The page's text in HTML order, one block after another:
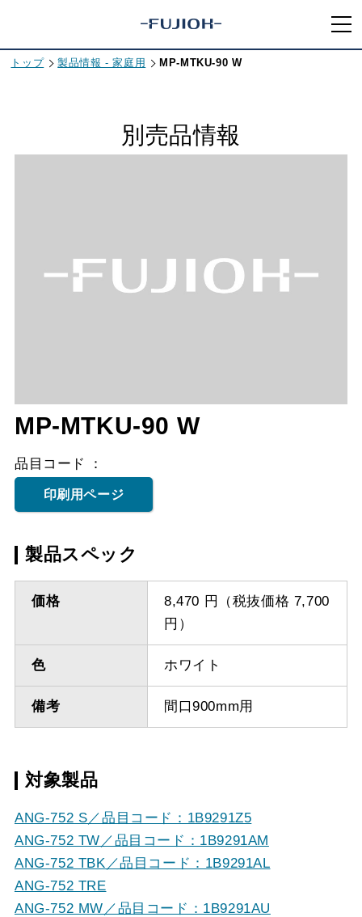
トップ 製品情報 - 家庭用 MP-MTKU-90 W
別売品情報
MP-MTKU-90 W
品目コード
印刷用ページ
製品スペック
価格
8,470 円（税抜価格 7,700
円）
色 ホワイト
備考 間口900mm用
対象製品
ANG-752 S／品目コード：1B9291Z5
ANG-752 TW／品目コード：1B9291AM
ANG-752 TBK／品目コード：1B9291AL
ANG-752 TRE
ANG-752 MW／品目コード：1B9291AU